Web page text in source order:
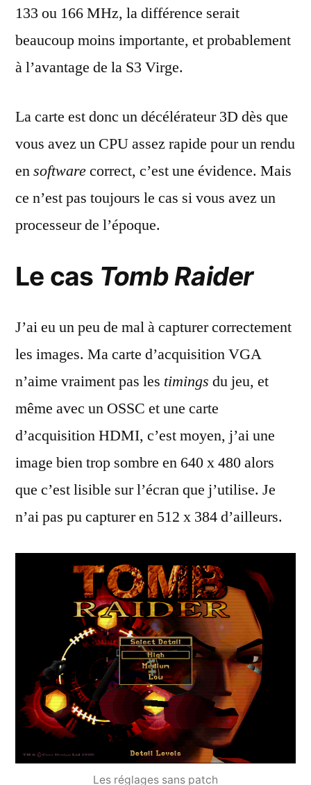
133 ou 166 MHz, la différence serait
beaucoup moins importante, et probablement
à l’avantage de la S3 Virge.
La carte est donc un décélérateur 3D dès que
vous avez un CPU assez rapide pour un rendu
ensoftwarecorrect, c’est une évidence. Mais
ce n’est pas toujours le cas si vous avez un
processeur de l’époque.
Le cas Tomb Raider
J’ai eu un peu de mal à capturer correctement
les images. Ma carte d’acquisition VGA
n’aime vraiment pas les timings du jeu, et
même avec un OSSC et une carte
d’acquisition HDMI, c’est moyen, j’ai une
image bien trop sombre en 640 x 480 alors
que c’est lisible sur l’écran que j’utilise. Je
n’ai pas pu capturer en 512 x 384 d’ailleurs.
Les réglages sans patch